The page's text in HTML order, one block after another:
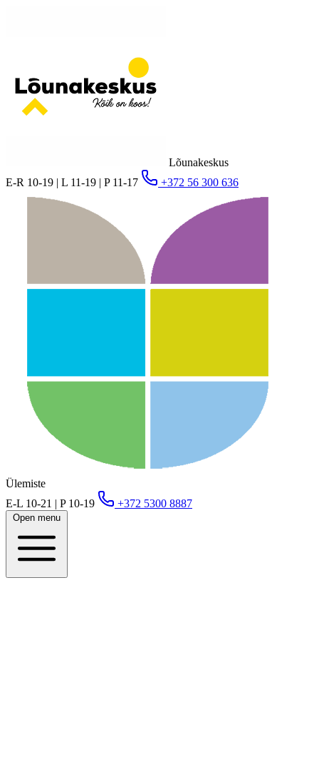
Lõunakeskus
E-R 10-19 | L 11-19 | P 11-17
+372 56 300 636
Ülemiste
E-L 10-21 | P 10-19
+372 5300 8887
Open menu